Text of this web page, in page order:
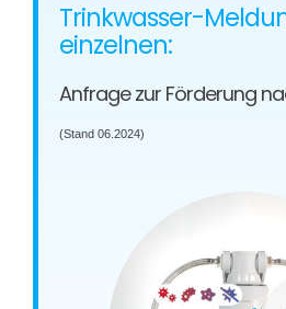
Trinkwasser-
einzelnen:
Anfrage zur Förderung
(Stand 06.2024)